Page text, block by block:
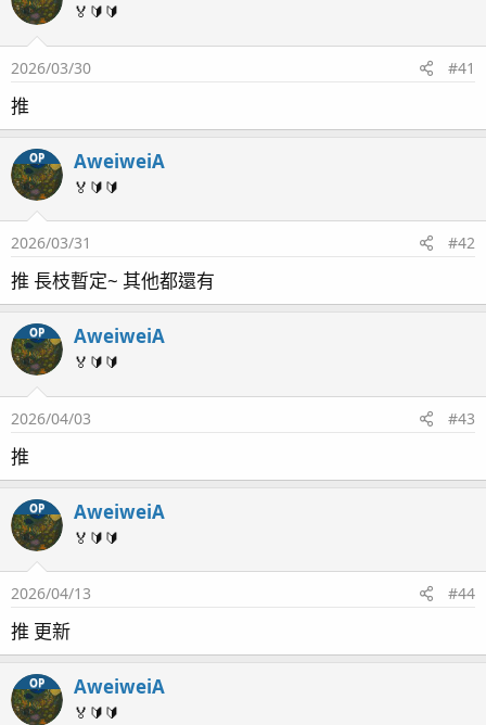
🏅🔰🔰
2026/03/30 #41
推
OP AweiweiA
🏅🔰🔰
2026/03/31 #42
推 長枝暫定~ 其他都還有
OP AweiweiA
🏅🔰🔰
2026/04/03 #43
推
OP AweiweiA
🏅🔰🔰
2026/04/13 #44
推 更新
OP AweiweiA
🏅🔰🔰